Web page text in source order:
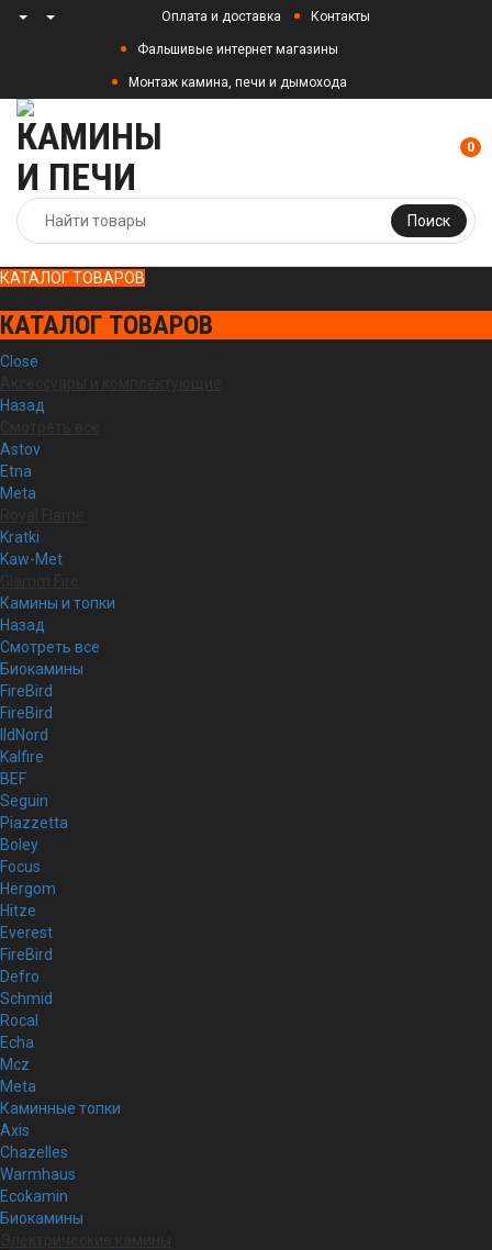
Оплата и доставка Контакты
Фальшивые интернет магазины
Монтаж камина, печи и дымохода
Поиск
0
КАТАЛОГ ТОВАРОВ
КАТАЛОГ ТОВАРОВ
Close
Назад
Astov
Etna
Meta
Kratki
Kaw-Met
Камины и топки
Назад
Смотреть все
Биокамины
FireBird
FireBird
IldNord
Kalfire
BEF
Seguin
Piazzetta
Boley
Focus
Hergom
Hitze
Everest
FireBird
Defro
Schmid
Rocal
Echa
Mcz
Meta
Каминные топки
Axis
Chazelles
Warmhaus
Ecokamin
Биокамины